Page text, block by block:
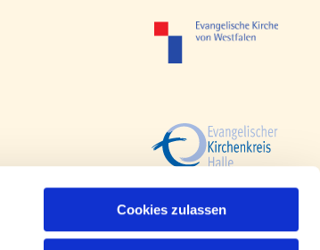
Cookies zulassen